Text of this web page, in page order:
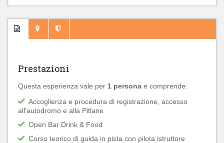
Prestazioni
Questa esperienza vale per 1 persona e comprende:
Accoglienza e procedura di registrazione, accesso
all'autodromo e alla Pitlane
Open Bar Drink & Food
Corso teorico di guida in pista con pilota istruttore